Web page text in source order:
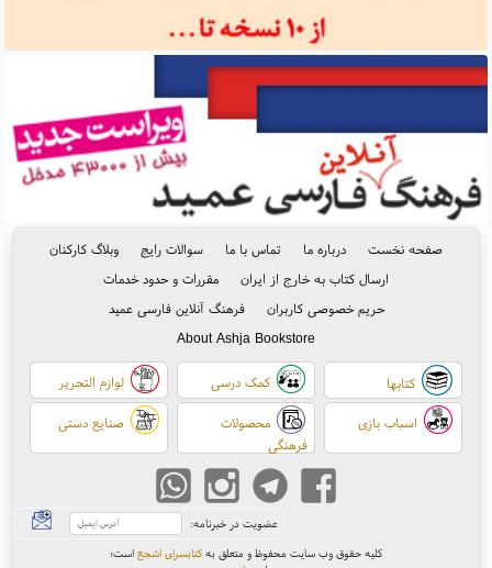
صفحه نخست درباره ما تماس با ما سوالات رایج
وبلاگ کارکنان
ارسال کتاب به خارج از ایران
مقررات و حدود خدمات
حریم خصوصی کاربران
فرهنگ آنلاین فارسی عمید
About Ashja Bookstore
کتابها کمک درسی لوازم التحریر
اسباب بازی
محصولات
فرهنگی
صنایع دستی
عضویت در خبرنامه:
کلیه حقوق وب سایت محفوظ و متعلق به کتابسرای اشجع است؛